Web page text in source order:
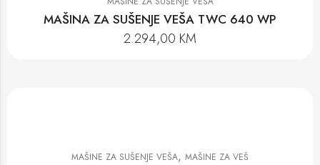
MAŠINA ZA SUŠENJE VEŠA TWC 640 WP
2.294,00 KM
MAŠINE ZA SUŠENJE VEŠA, MAŠINE ZA VEŠ